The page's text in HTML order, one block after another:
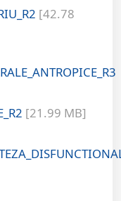
[42.78
[21.99 MB]